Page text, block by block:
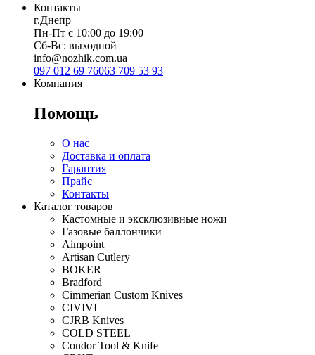
Контакты
г.Днепр
Пн-Пт с 10:00 до 19:00
Сб-Вс: выходной
info@nozhik.com.ua
097 012 69 76063 709 53 93
Компания
Помощь
О нас
Доставка и оплата
Гарантия
Прайс
Контакты
Каталог товаров
Кастомные и эксклюзивные ножи
Газовые баллончики
Aimpoint
Artisan Cutlery
BOKER
Bradford
Cimmerian Custom Knives
CIVIVI
CJRB Knives
COLD STEEL
Condor Tool & Knife